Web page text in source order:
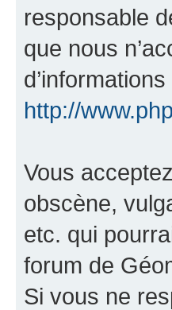
responsable
que nous
http://
Vous
obscène,
etc. qui
forum de
Si vous ne